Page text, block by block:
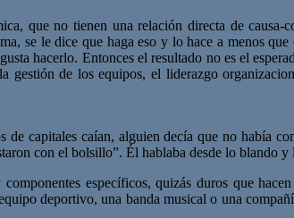
que no tienen una relación directa de causa-
se le dice que haga eso y lo hace a menos
hacerlo. Entonces el resultado no es el
gestión de los equipos, el liderazgo
capitales caían, alguien decía que no había
con el bolsillo”. Él hablaba desde lo blando y
específicos, quizás duros que
deportivo, una banda musical o una